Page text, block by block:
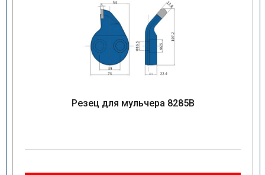
Резец для мульчера 8285B